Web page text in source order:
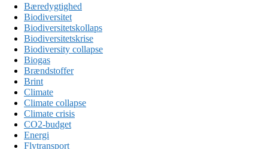
Bæredygtighed
Biodiversitet
Biodiversitetskollaps
Biodiversitetskrise
Biodiversity collapse
Biogas
Brændstoffer
Brint
Climate
Climate collapse
Climate crisis
CO2-budget
Energi
Flytransport